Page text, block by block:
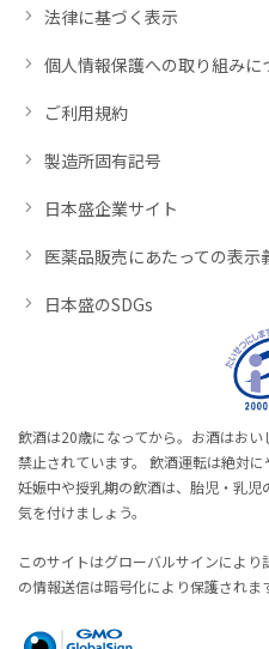
法律に基づく表示
個人情報保護への取り組みに
ご利用規約
製造所固有記号
日本盛企業サイト
医薬品販売にあたっての表示
日本盛のSDGs
飲酒は20歳になってから。お酒はお
禁止されています。 飲酒運転は絶対に
妊娠中や授乳期の飲酒は、胎児・乳児
気を付けましょう。
このサイトはグローバルサインにより
の情報送信は暗号化により保護されま